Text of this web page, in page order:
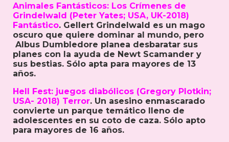
Animales Fantásticos: Los Crímenes de
Grindelwald (Peter Yates; USA, UK-2018)
Fantástico. Gellert Grindelwald es un mago
oscuro que quiere dominar al mundo, pero
Albus Dumbledore planea desbaratar sus
planes con la ayuda de Newt Scamander y
sus bestias. Sólo apta para mayores de 13
años.
Hell Fest: juegos diabólicos (Gregory Plotkin;
USA- 2018) Terror. Un asesino enmascarado
convierte un parque temático lleno de
adolescentes en su coto de caza. Sólo apto
para mayores de 16 años.